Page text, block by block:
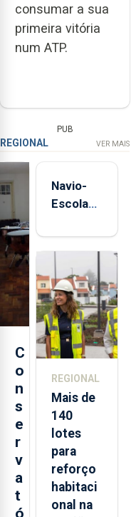
consumar a sua
primeira vitória
num ATP.
PUB
REGIONAL VER MAIS
C
o
n
s
e
r
v
a
t
ó
Navio-
Escola
está de
aos
Açores
REGIONAL
Mais de
140
lotes
para
reforço
habitaci
onal na